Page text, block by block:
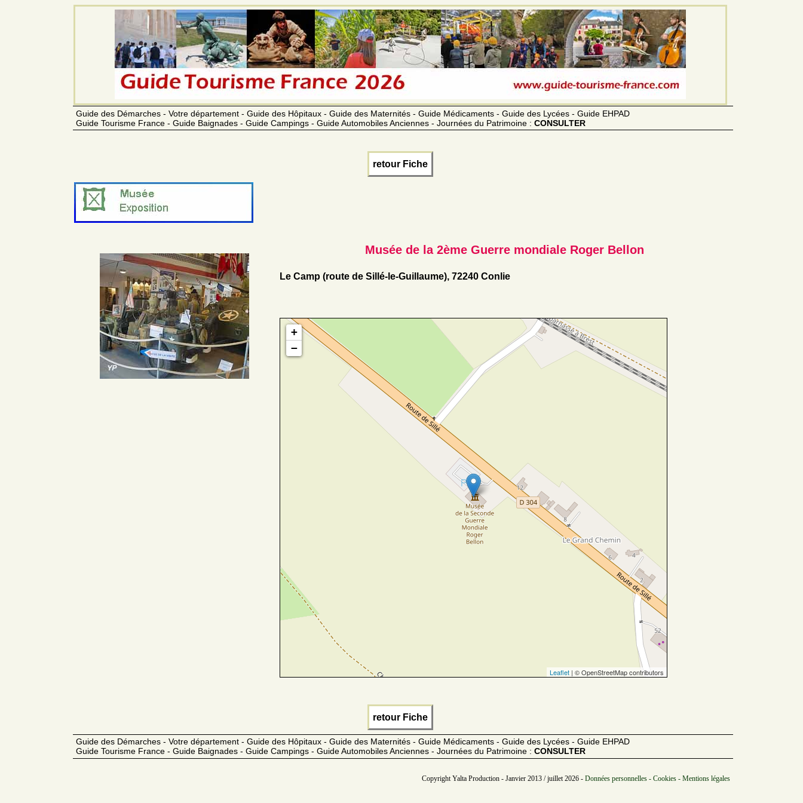
Guide des Démarches - Votre département - Guide des Hôpitaux - Guide des Maternités - Guide Médicaments - Guide des Lycées - Guide EHPAD
Guide Tourisme France - Guide Baignades - Guide Campings - Guide Automobiles Anciennes - Journées du Patrimoine : CONSULTER
retour Fiche
Musée de la 2ème Guerre mondiale Roger Bellon
Le Camp (route de Sillé-le-Guillaume), 72240 Conlie
+
−
Leaflet| © OpenStreetMap contributors
retour Fiche
Guide des Démarches - Votre département - Guide des Hôpitaux - Guide des Maternités - Guide Médicaments - Guide des Lycées - Guide EHPAD
Guide Tourisme France - Guide Baignades - Guide Campings - Guide Automobiles Anciennes - Journées du Patrimoine : CONSULTER
Copyright Yalta Production - Janvier 2013 / juillet 2026 - Données personnelles - Cookies - Mentions légales